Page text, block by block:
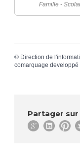
Famille -
© Direction de
comarquage developpé
Partager